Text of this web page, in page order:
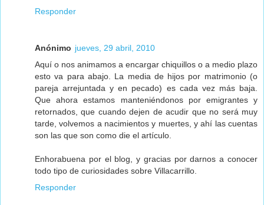
Responder
Anónimo jueves, 29 abril, 2010
Aquí o nos animamos a encargar chiquillos o a medio plazo
esto va para abajo. La media de hijos por matrimonio (o
pareja arrejuntada y en pecado) es cada vez más baja.
Que ahora estamos manteniéndonos por emigrantes y
retornados, que cuando dejen de acudir que no será muy
tarde, volvemos a nacimientos y muertes, y ahí las cuentas
son las que son como die el artículo.
Enhorabuena por el blog, y gracias por darnos a conocer
todo tipo de curiosidades sobre Villacarrillo.
Responder